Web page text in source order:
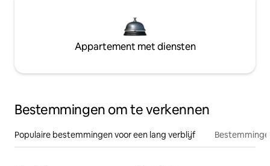
Appartement met diensten
Bestemmingen om te verkennen
Populaire bestemmingen voor een lang verblijf